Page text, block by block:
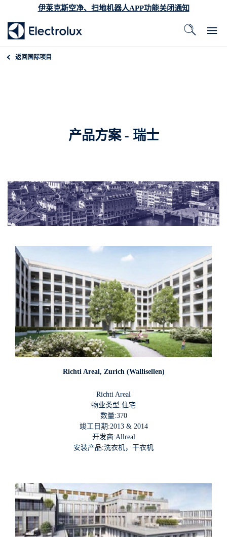
伊莱克斯空净、扫地机器人APP功能关闭通知
返回 国际项目
产品方案 - 瑞士
Richti Areal, Zurich (Wallisellen)
Richti Areal
物业类型:住宅
数量:370
竣工日期:2013 & 2014
开发商:Allreal
安装产品:洗衣机，干衣机